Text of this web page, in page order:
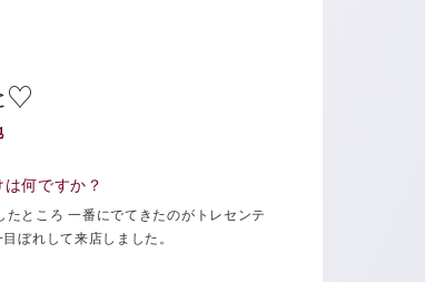
♡
何ですか？
ところ 一番にでてきたのがトレセンテ
ぼれして来店しました。